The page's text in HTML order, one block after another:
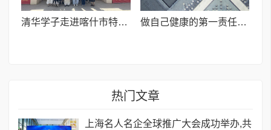
清华学子走进喀什市特区实验学校 励志演讲燃梦青春 做自己健康的第一责任人——浙融媒中心与广药集团今天联合举办健康沙龙
热门文章
上海名人名企全球推广大会成功举办,共